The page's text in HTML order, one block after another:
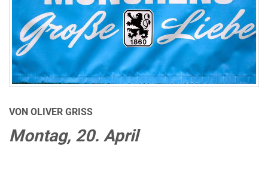
VON OLIVER GRISS
Montag, 20. April